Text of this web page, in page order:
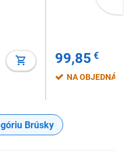
99,85 €
NA
Brúsky